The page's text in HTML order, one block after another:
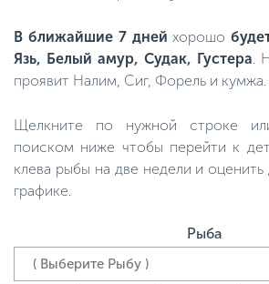
В ближайшие 7 дней хорошо
Язь, Белый амур, Судак, Густера.
проявит Налим, Сиг, Форель и кумжа.
Щелкните по нужной строке или
поиском ниже чтобы перейти к
клева рыбы на две недели и оценить
графике.
Рыба